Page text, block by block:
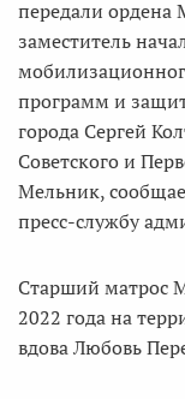
передали ордена
заместитель
программ и
города Сергей
Советского и
Мельник,
пресс-службу
Старший матрос
2022 года на
вдова Любовь